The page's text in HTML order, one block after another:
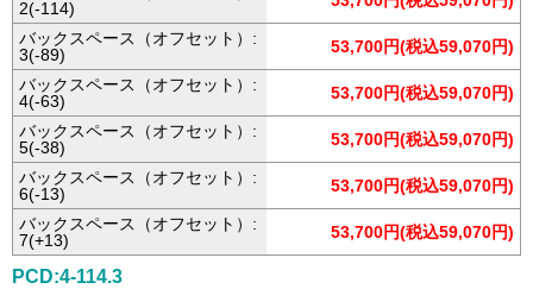
2(-114)
バックスペース（オフセット）:
3(-89)
53,700円(税込59,070円)
バックスペース（オフセット）:
4(-63)
53,700円(税込59,070円)
バックスペース（オフセット）:
5(-38)
53,700円(税込59,070円)
バックスペース（オフセット）:
6(-13)
53,700円(税込59,070円)
バックスペース（オフセット）:
7(+13)
53,700円(税込59,070円)
PCD:4-114.3